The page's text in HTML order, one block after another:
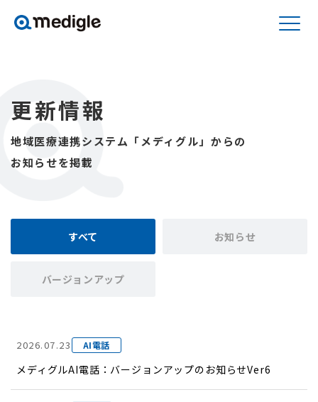
更新情報
地域医療連携システム「メディグル」からの
お知らせを掲載
すべて お知らせ
バージョンアップ
2026.07.23 AI電話
メディグルAI電話：バージョンアップのお知らせVer6